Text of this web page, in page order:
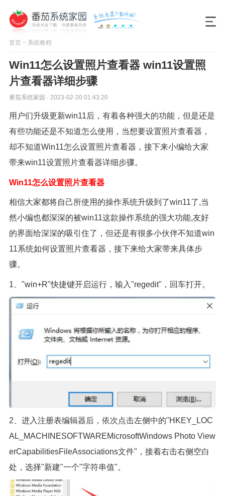
首页> 系统教程
Win11怎么设置照片查看器 win11设置照
片查看器详细步骤
番茄系统家园 · 2023-02-20 01:43:20
用户们升级更新win11后，有着各种强大的功能，但是还是
有些功能还是不知道怎么使用，当想要设置照片查看器，
却不知道Win11怎么设置照片查看器，接下来小编给大家
带来win11设置照片查看器详细步骤。
Win11怎么设置照片查看器
相信大家都将自己所使用的操作系统升级到了win11了,当
然小编也都深深的被win11这款操作系统的强大功能,友好
的界面给深深的吸引住了，但还是有很多小伙伴不知道win
11系统如何设置照片查看器，接下来给大家带来具体步
骤。
1、"win+R"快捷键开启运行，输入"regedit"，回车打开。
2、进入注册表编辑器后，依次点击左侧中的"HKEY_LOC
AL_MACHINESOFTWAREMicrosoftWindows Photo View
erCapabilitiesFileAssociations文件"，接着右击右侧空白
处，选择"新建"一个"字符串值"。